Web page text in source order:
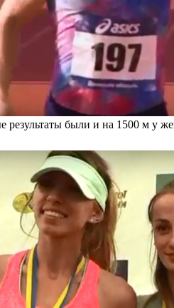
результаты были и на 1500 м у